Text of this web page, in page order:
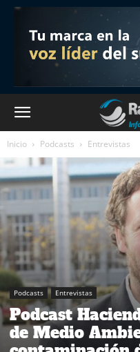
Inicio Podcasts Entrevistas
Podcasts Entrevistas
Podcast
de Medio